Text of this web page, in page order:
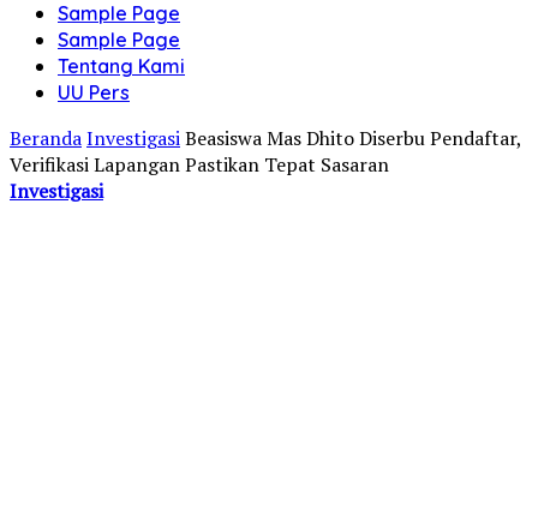
Sample Page
Sample Page
Tentang Kami
UU Pers
BerandaInvestigasiBeasiswa Mas Dhito Diserbu Pendaftar,
Verifikasi Lapangan Pastikan Tepat Sasaran
Investigasi